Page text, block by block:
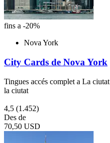
fins a -20%
Nova York
City Cards de Nova York
Tingues accés complet a La
la ciutat
4,5 (1.452)
Des de
70,50 USD